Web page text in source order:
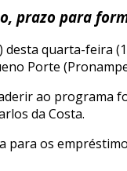
prazo para
desta quarta-feira
Porte
ao programa
da Costa.
os